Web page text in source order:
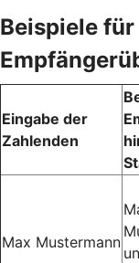
Beispiele
Eingabe der
Zahlenden
Max Mustermann